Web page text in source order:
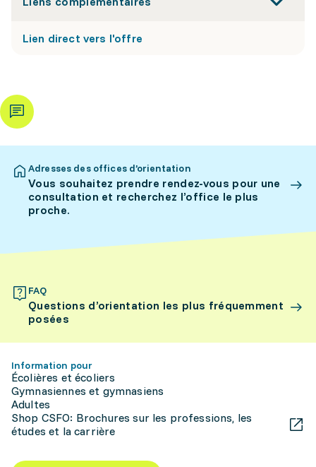
Lien direct vers l'offre
Adresses des offices d’orientation
Vous souhaitez prendre rendez-vous pour une
consultation et recherchez l’office le plus
proche.
FAQ
Questions d’orientation les plus fréquemment
posées
Information pour
Écolières et écoliers
Gymnasiennes et gymnasiens
Adultes
Shop CSFO: Brochures sur les professions, les
études et la carrière